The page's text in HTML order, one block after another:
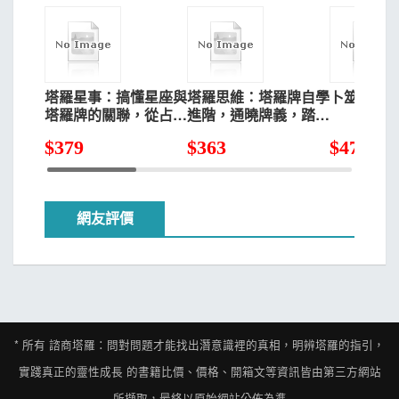
塔羅星事：搞懂星座與
塔羅牌的關聯，從占星
$379
塔羅思維：塔羅牌自學
進階，通曉牌義，踏上
$363
卜筮正宗
$474 ~
網友評價
* 所有 諮商塔羅：問對問題才能找出潛意識裡的真相，明辨塔羅的指引，
實踐真正的靈性成長 的書籍比價、價格、開箱文等資訊皆由第三方網站